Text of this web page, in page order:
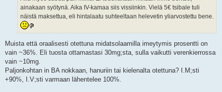
ainakaan syötynä. Aika IV-kamaa siis vissiinkin. Vielä 5€ tsibale tuli
näistä maksettua, eli hintalaatu suhteeltaan helevetin yliarvostettu bene.
Muista että oraalisesti otettuna midatsolaamilla imeytymis prosentti on
vain ~36%. Eli tuosta ottamastasi 30mg;sta, sulla vaikutti verenkierrossa
vain ~10mg.
Paljonkohtan in BA nokkaan, hanuriin tai kielenalta otettuna? I.M;sti
+90%, I.V;sti varmaan lähentelee 100%.